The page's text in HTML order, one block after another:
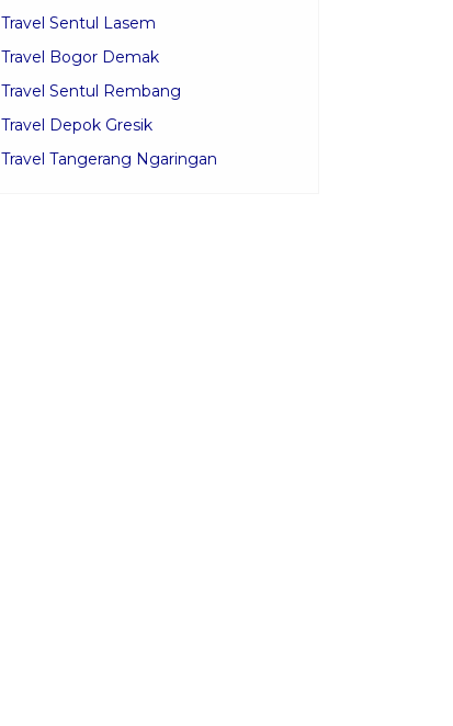
Travel Sentul Lasem
Travel Bogor Demak
Travel Sentul Rembang
Travel Depok Gresik
Travel Tangerang Ngaringan